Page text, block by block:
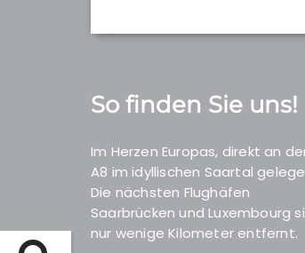
So finden Sie uns!
Im Herzen Europas, direkt an
A8 im idyllischen Saartal
Die nächsten Flughäfen
Saarbrücken und Luxembourg
nur wenige Kilometer entfernt.